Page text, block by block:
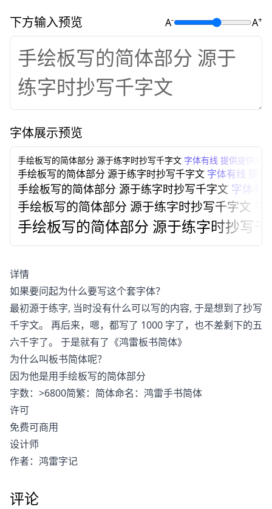
下方输入预览 A- A+
字体展示预览
手绘板写的简体部分 源于练字时抄写千字文 字体有线 提供提供免
手绘板写的简体部分 源于练字时抄写千字文 字体有线 提供
手绘板写的简体部分 源于练字时抄写千字文 字体有
手绘板写的简体部分 源于练字时抄写千字文
手绘板写的简体部分 源于练字时抄写
详情
如果要问起为什么要写这个套字体？
最初源于练字, 当时没有什么可以写的内容, 于是想到了抄写
千字文。 再后来，嗯，都写了 1000 字了，也不差剩下的五
六千字了。 于是就有了《鸿雷板书简体》
为什么叫板书简体呢？
因为他是用手绘板写的简体部分
字数：>6800简繁：简体命名：鸿雷手书简体
许可
免费可商用
设计师
作者：鸿雷字记
评论